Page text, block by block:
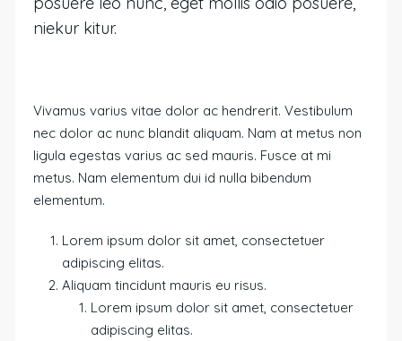
niekur kitur.
Vivamus varius vitae dolor ac hendrerit. Vestibulum
nec dolor ac nunc blandit aliquam. Nam at metus non
ligula egestas varius ac sed mauris. Fusce at mi
metus. Nam elementum dui id nulla bibendum
elementum.
Lorem ipsum dolor sit amet, consectetuer
adipiscing elitas.
Aliquam tincidunt mauris eu risus.
Lorem ipsum dolor sit amet, consectetuer
adipiscing elitas.